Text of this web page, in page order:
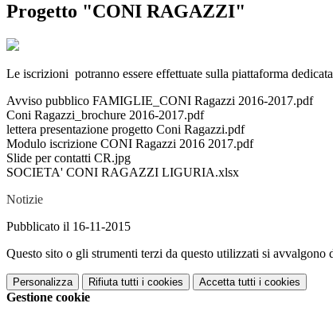
Progetto "CONI RAGAZZI"
Le iscrizioni potranno essere effettuate sulla piattaforma dedicata
Avviso pubblico FAMIGLIE_CONI Ragazzi 2016-2017.pdf
Coni Ragazzi_brochure 2016-2017.pdf
lettera presentazione progetto Coni Ragazzi.pdf
Modulo iscrizione CONI Ragazzi 2016 2017.pdf
Slide per contatti CR.jpg
SOCIETA' CONI RAGAZZI LIGURIA.xlsx
Notizie
Pubblicato il 16-11-2015
Questo sito o gli strumenti terzi da questo utilizzati si
Personalizza Rifiuta tutti i cookies Accetta tutti i cookies
Gestione cookie